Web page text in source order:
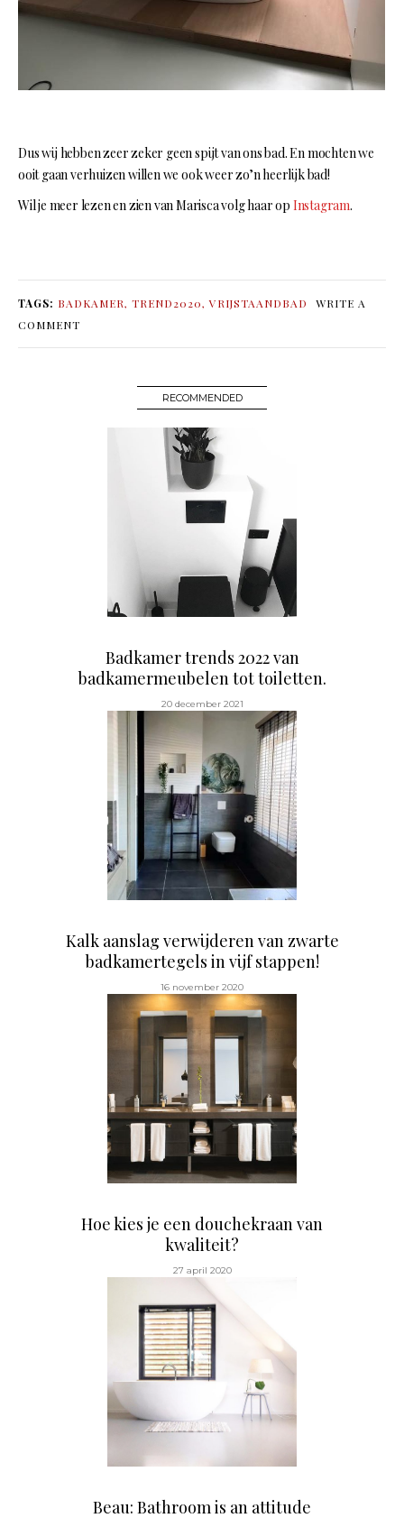
Dus wij hebben zeer zeker geen spijt van ons bad. En mochten we
ooit gaan verhuizen willen we ook weer zo’n heerlijk bad!
Wil je meer lezen en zien van Marisca volg haar op Instagram.
TAGS: BADKAMER, TREND2020,VRIJSTAANDBAD
WRITE A
COMMENT
RECOMMENDED
Badkamer trends 2022 van
badkamermeubelen tot toiletten.
20 december 2021
Kalk aanslag verwijderen van zwarte
badkamertegels in vijf stappen!
16 november 2020
Hoe kies je een douchekraan van
kwaliteit?
27 april 2020
Beau: Bathroom is an attitude